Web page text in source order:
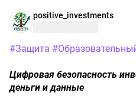
positive_investments
#Защита
Цифровая безопасность
деньги и данные